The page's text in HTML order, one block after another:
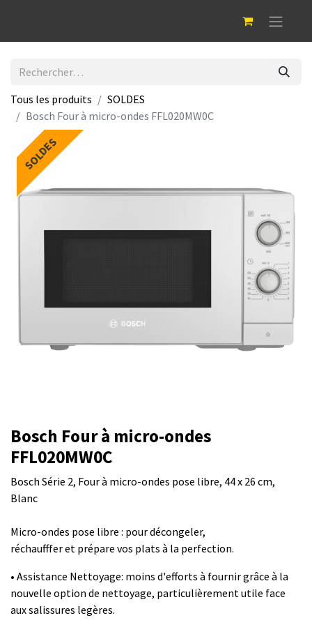
Tous les produits
SOLDES
Bosch Four à micro-ondes FFL020MW0C
SOLDES
Bosch Four à micro-ondes
FFL020MW0C
Bosch Série 2, Four à micro-ondes pose libre, 44 x 26 cm,
Blanc
Micro-ondes pose libre : pour décongeler,
réchaufffer et prépare vos plats à la perfection.
• Assistance Nettoyage: moins d'efforts à fournir grâce à la
nouvelle option de nettoyage, particulièrement utile face
aux salissures legères.